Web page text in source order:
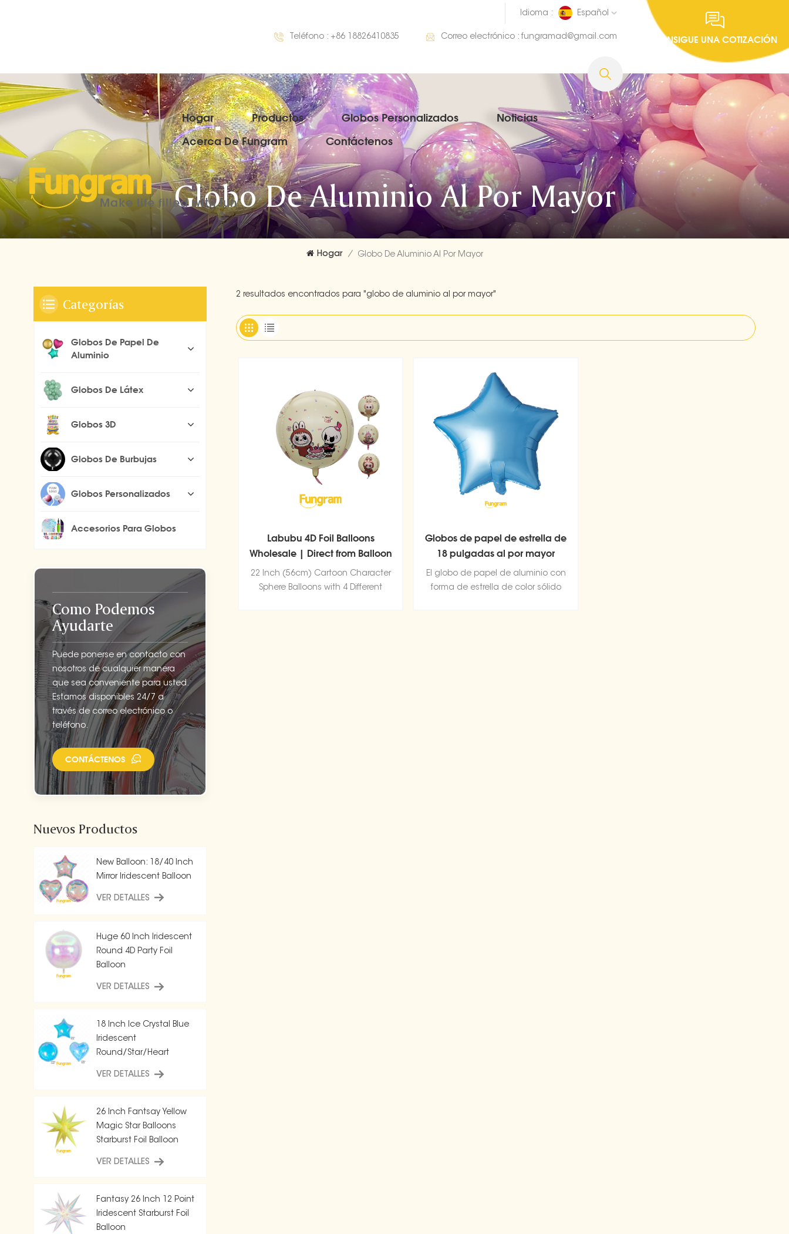
CONSIGUE UNA COTIZACIÓN
Idioma : Español
Teléfono : +86 18826410835 Correo electrónico :fungramad@gmail.com
Hogar Productos Globos Personalizados
Noticias
Acerca De Fungram
Contáctenos
Make life filled with funGlobo De Aluminio Al Por Mayor
Hogar / Globo De Aluminio Al Por Mayor
2 resultados encontrados para "globo de aluminio al por mayor"
Labubu 4D Foil Balloons
Wholesale | Direct from Balloon
Factory
22 Inch (56cm) Cartoon Character
Sphere Balloons with 4 Different
Globos de papel de estrella de
18 pulgadas al por mayor
El globo de papel de aluminio con
forma de estrella de color sólido
Categorías
Globos De Papel De
Aluminio
Globos De Látex
Globos 3D
Globos De Burbujas
Globos Personalizados
Accesorios Para Globos
Como Podemos
Ayudarte
Puede ponerse en contacto con
nosotros de cualquier manera
que sea conveniente para usted.
Estamos disponibles 24/7 a
través de correo electrónico o
teléfono.
CONTÁCTENOS
Nuevos Productos
New Balloon: 18/40 Inch
Mirror Iridescent Balloon
VER DETALLES
Huge 60 Inch Iridescent
Round 4D Party Foil
Balloon
VER DETALLES
18 Inch Ice Crystal Blue
Iridescent
Round/Star/Heart
VER DETALLES
26 Inch Fantsay Yellow
Magic Star Balloons
Starburst Foil Balloon
VER DETALLES
Fantasy 26 Inch 12 Point
Iridescent Starburst Foil
Balloon